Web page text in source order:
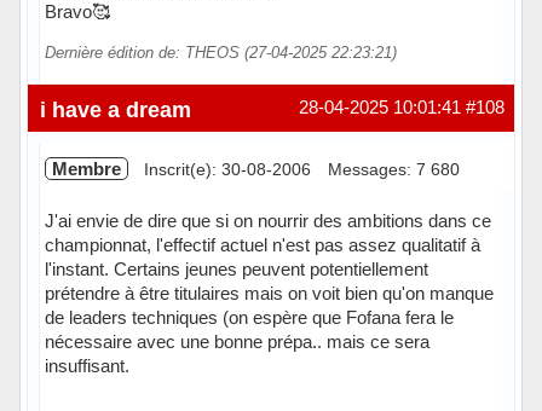
Bravo🥰
Dernière édition de: THEOS (27-04-2025 22:23:21)
Hors ligne #108
28-04-2025 10:01:41
i have a dream
Membre Inscrit(e): 30-08-2006 Messages: 7 680
J'ai envie de dire que si on nourrir des ambitions dans ce
championnat, l'effectif actuel n'est pas assez qualitatif à
l'instant. Certains jeunes peuvent potentiellement
prétendre à être titulaires mais on voit bien qu'on manque
de leaders techniques (on espère que Fofana fera le
nécessaire avec une bonne prépa.. mais ce sera
insuffisant.